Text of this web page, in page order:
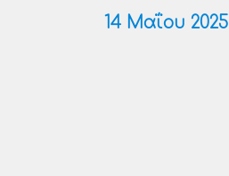
14 Μαΐου 2025